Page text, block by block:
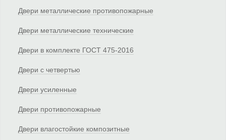
Двери металлические противопожарные
Двери металлические технические
Двери в комплекте ГОСТ 475-2016
Двери с четвертью
Двери усиленные
Двери противопожарные
Двери влагостойкие композитные